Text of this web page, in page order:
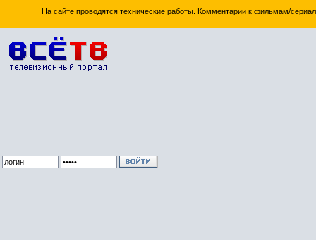
На сайте проводятся технические работы. Комментарии к фильмам/